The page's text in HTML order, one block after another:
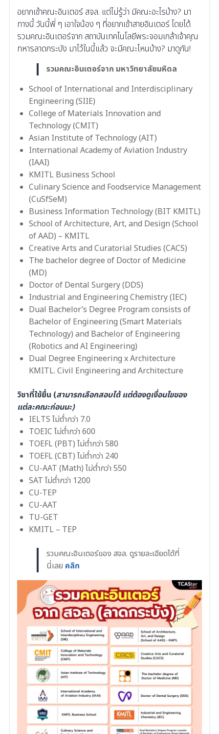
อยากเข้าคณะอินเตอร์ สจล. แต่ไม่รู้ว่า มีคณะอะไรบ้าง? มา
ทางนี้ วันนี้พี่ ๆ เอาใจน้อง ๆ ที่อยากเข้าสายอินเตอร์ โดยได้
รวมคณะอินเตอร์จาก สถาบันเทคโนโลยีพระจอมเกล้าเจ้าคุณ
ทหารลาดกระบัง มาไว้ในนี้แล้ว จะมีคณะไหนบ้าง? มาดูกัน!
รวมคณะอินเตอร์จาก มหาวิทยาลัยมหิดล
School of International and Interdisciplinary
Engineering (SIIE)
College of Materials Innovation and
Technology(CMIT)
Asian Institute of Technology(AIT)
International Academyof Aviation Industry
(IAAI)
KMITL Business School
Culinary Science and Foodservice Management
(CuSfSeM)
Business Information Technology (BIT KMITL)
School of Architecture, Art, and Design (School
of AAD) – KMITL
Creative Arts and Curatorial Studies (CACS)
The bachelor degree of Doctor of Medicine
(MD)
Doctor of Dental Surgery (DDS)
Industrial and Engineering Chemistry (IEC)
Dual Bachelor’s Degree Program consists of
Bachelor of Engineering (Smart Materials
Technology) and Bachelor of Engineering
(Robotics and AI Engineering)
Dual Degree Engineering x Architecture
KMITL. Civil Engineering and Architecture
วิชาที่ใช้ยื่น (สามารถเลือกสอบได้ แต่ต้องดูเงื่อนไขของ
แต่ละคณะก่อนนะ)
IELTS ไม่ต่ำกว่า 7.0
TOEIC ไม่ต่ำกว่า 600
TOEFL (PBT) ไม่ต่ำกว่า 580
TOEFL (CBT) ไม่ต่ำกว่า 240
CU-AAT (Math) ไม่ต่ำกว่า 550
SAT ไม่ต่ำกว่า 1200
CU-TEP
CU-AAT
TU-GET
KMITL – TEP
รวมคณะอินเตอร์ของ สจล. ดูรายละเอียดได้ที่
นี่เลย คลิก